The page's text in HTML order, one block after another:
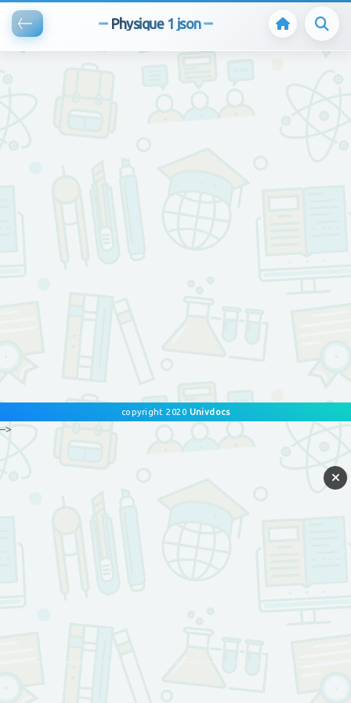
Physique 1 json
copyright 2020 Univdocs
–>